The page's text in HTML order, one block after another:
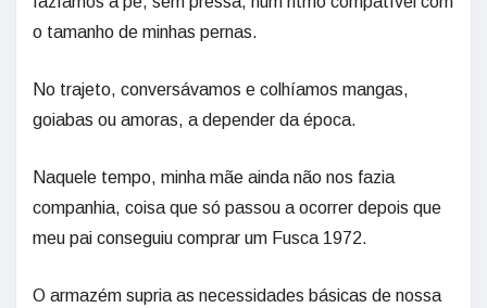
o tamanho de minhas pernas.
No trajeto, conversávamos e colhíamos mangas,
goiabas ou amoras, a depender da época.
Naquele tempo, minha mãe ainda não nos fazia
companhia, coisa que só passou a ocorrer depois que
meu pai conseguiu comprar um Fusca 1972.
O armazém supria as necessidades básicas de nossa